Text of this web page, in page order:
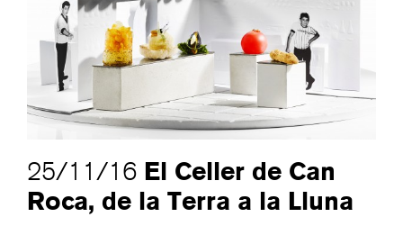
25/11/16 El Celler de Can
Roca, de la Terra a la Lluna